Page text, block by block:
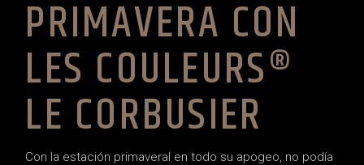
PRIMAVERA CON
LES COULEURS®
LE CORBUSIER
Con la estación primaveral en todo su apogeo, no podía